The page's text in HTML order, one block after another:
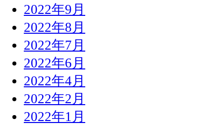
2022年9月
2022年8月
2022年7月
2022年6月
2022年4月
2022年2月
2022年1月